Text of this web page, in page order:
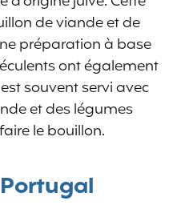
de viande et de
préparation à base
ont également
souvent servi avec
et des légumes
le bouillon.